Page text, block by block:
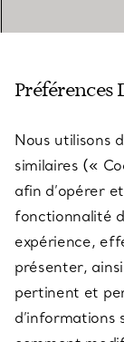
SERVICES
À PROPOS
QUESTIONS
Préférences
Nous utilisons
similaires («
afin d’opérer
fonctionnalité
expérience,
présenter,
pertinent et
d’informations